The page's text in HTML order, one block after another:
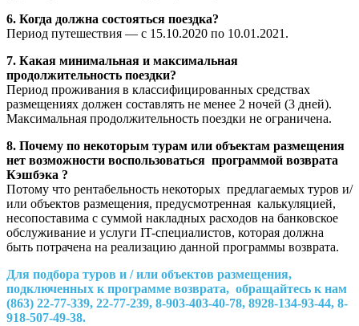
6. Когда должна состояться поездка?
Период путешествия — с 15.10.2020 по 10.01.2021.
7. Какая минимальная и максимальная
продолжительность поездки?
Период проживания в классифицированных средствах
размещениях должен составлять не менее 2 ночей (3 дней).
Максимальная продолжительность поездки не ограничена.
8. Почему по некоторым турам или объектам размещения
нет возможности воспользоваться программой возврата
Кэшбэка ?
Потому что рентабельность некоторых предлагаемых туров и/
или объектов размещения, предусмотренная калькуляцией,
несопоставима с суммой накладных расходов на банковское
обслуживание и услуги IT-специалистов, которая должна
быть потрачена на реализацию данной программы возврата.
Для подбора туров и / или объектов размещения,
подключенных к программе возврата, обращайтесь к нам
(863) 22-77-339, 22-77-239, 8-903-403-40-78, 8928-134-93-44, 8-
918-507-49-38.